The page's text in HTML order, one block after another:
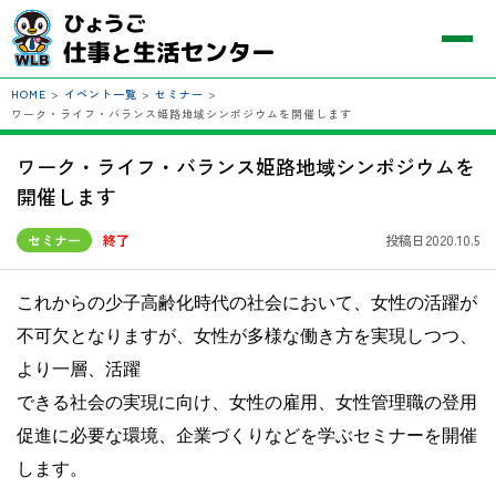
HOME > イベント一覧 > セミナー >
ワーク・ライフ・バランス姫路地域シンポジウムを開催します
ワーク・ライフ・バランス姫路地域シンポジウムを
開催します
セミナー 終了 投稿日2020.10.5
これからの少子高齢化時代の社会において、女性の活躍が
不可欠となりますが、女性が多様な働き方を実現しつつ、
より一層、活躍
できる社会の実現に向け、女性の雇用、女性管理職の登用
促進に必要な環境、企業づくりなどを学ぶセミナーを開催
します。